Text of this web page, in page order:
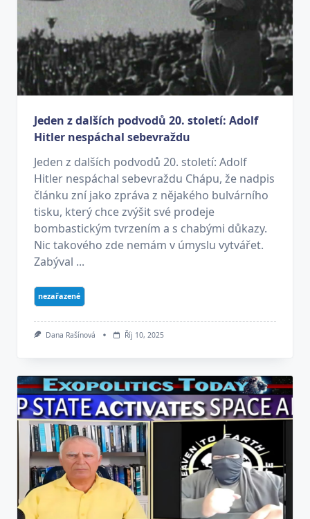
Jeden z dalších podvodů 20. století: Adolf
Hitler nespáchal sebevraždu
Jeden z dalších podvodů 20. století: Adolf
Hitler nespáchal sebevraždu Chápu, že nadpis
článku zní jako zpráva z nějakého bulvárního
tisku, který chce zvýšit své prodeje
bombastickým tvrzením a s chabými důkazy.
Nic takového zde nemám v úmyslu vytvářet.
Zabýval ...
nezařazené
Dana Rašínová Říj 10, 2025